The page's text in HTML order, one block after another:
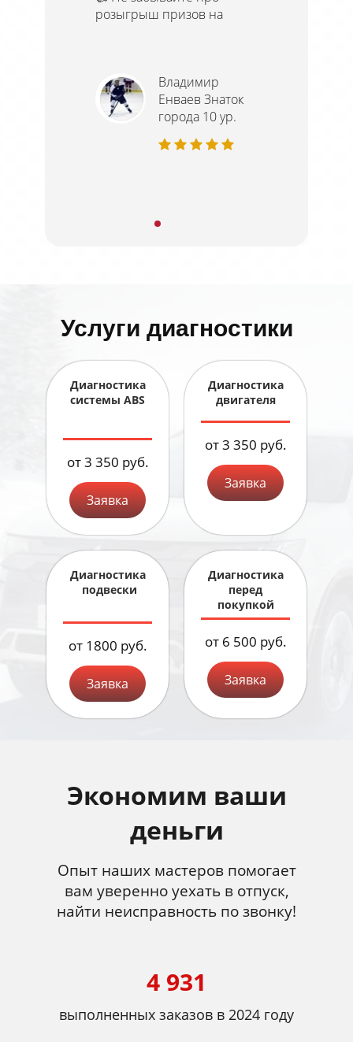
розыгрыш призов на
Владимир
Енваев Знаток
города 10 ур.
Услуги диагностики
Диагностика
системы ABS
от 3 350 руб.
Заявка
Диагностика
двигателя
от 3 350 руб.
Заявка
Диагностика
подвески
от 1800 руб.
Заявка
Диагностика
перед
покупкой
от 6 500 руб.
Заявка
Экономим ваши
деньги
Опыт наших мастеров помогает
вам уверенно уехать в отпуск,
найти неисправность по звонку!
4 931
выполненных заказов в 2024 году